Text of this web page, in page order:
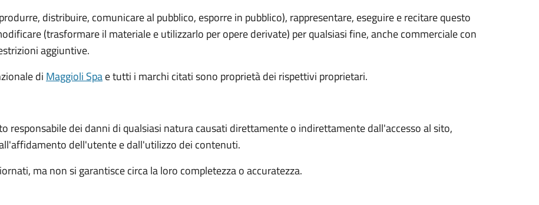
distribuire, comunicare al pubblico, esporre in pubblico), rappresentare, eseguire e recitare questo
(trasformare il materiale e utilizzarlo per opere derivate) per qualsiasi fine, anche commerciale con
aggiuntive.
di Maggioli Spae tutti i marchi citati sono proprietà dei rispettivi proprietari.
responsabile dei danni di qualsiasi natura causati direttamente o indirettamente dall'accesso al sito,
dell'utente e dall'utilizzo dei contenuti.
ma non si garantisce circa la loro completezza o accuratezza.